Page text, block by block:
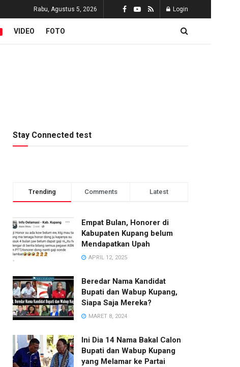
Rabu, Agustus 5, 2026 Login
VIDEO FOTO
Stay Connected test
Trending Comments Latest
Empat Bulan, Honorer di
Kabupaten Kupang belum
Mendapatkan Upah
APRIL 12, 2025
Beredar Nama Kandidat
Bupati dan Wabup Kupang,
Siapa Saja Mereka?
MARET 8, 2024
Ini Dia 14 Nama Bakal Calon
Bupati dan Wabup Kupang
yang Melamar ke Partai